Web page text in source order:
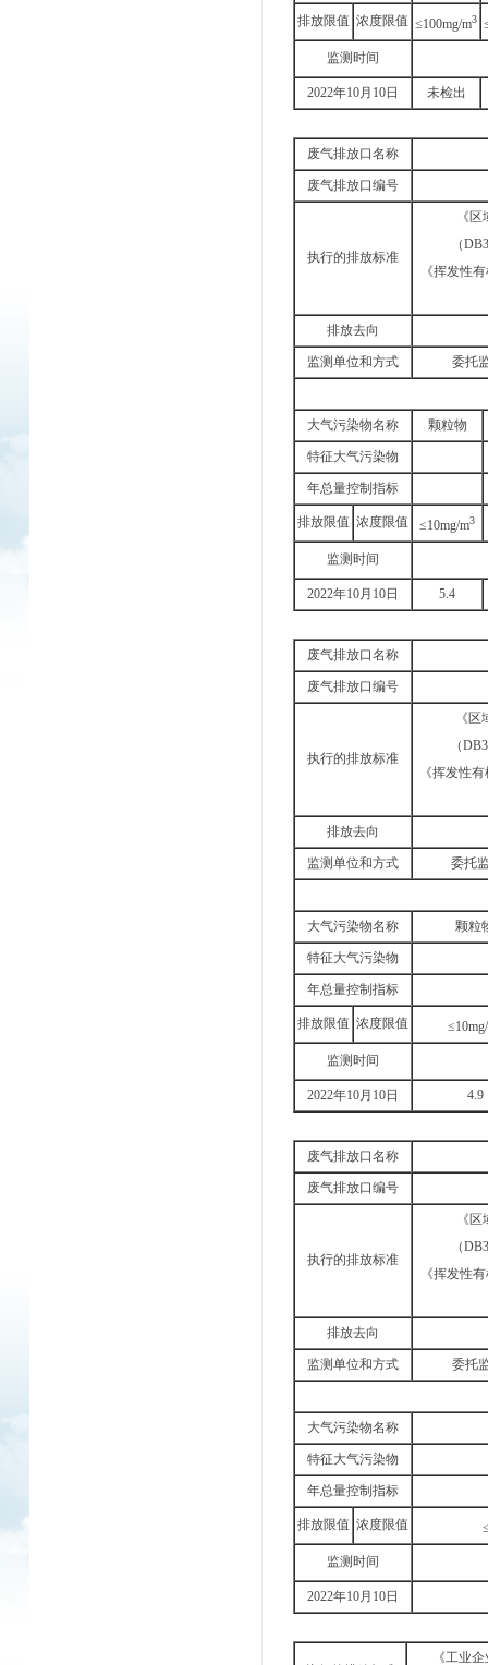
排放限值 浓度限值 ≤100mg/m3
监测时间
2022年10月10日 未检出
废气排放口名称
废气排放口编号
执行的排放标准
《
（
《挥发性
排放去向
监测单位和方式 委托
大气污染物名称 颗粒物
特征大气污染物
年总量控制指标
排放限值 浓度限值 ≤10mg/m3
监测时间
2022年10月10日 5.4
废气排放口名称
废气排放口编号
执行的排放标准
《
（
《挥发性
排放去向
监测单位和方式 委托
大气污染物名称 颗粒
特征大气污染物
年总量控制指标
排放限值 浓度限值
监测时间
2022年10月10日 4.9
废气排放口名称
废气排放口编号
执行的排放标准
《
（
《挥发性
排放去向
监测单位和方式 委托
大气污染物名称
特征大气污染物
年总量控制指标
排放限值 浓度限值
监测时间
2022年10月10日
《工业